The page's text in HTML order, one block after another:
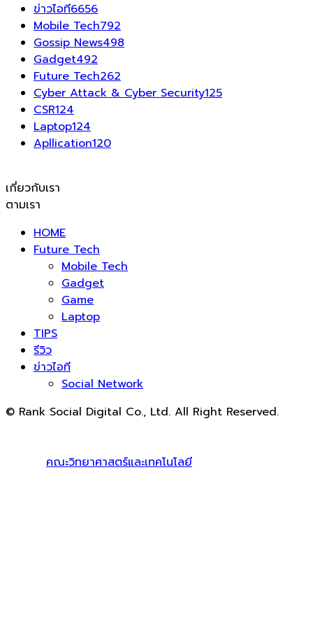
ข่าวไอที6656
Mobile Tech792
Gossip News498
Gadget492
Future Tech262
Cyber Attack & Cyber Security125
CSR124
Laptop124
Apllication120
เกี่ยวกับเรา
ตามเรา
HOME
Future Tech
Mobile Tech
Gadget
Game
Laptop
TIPS
รีวิว
ข่าวไอที
Social Network
© Rank Social Digital Co., Ltd. All Right Reserved.
คณะวิทยาศาสตร์และเทคโนโลยี